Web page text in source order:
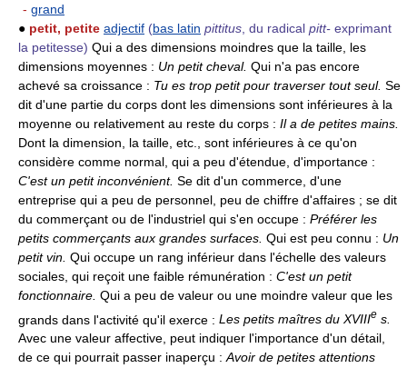
- grand
● petit, petite adjectif (bas latin pittitus , du radical pitt- exprimant
la petitesse) Qui a des dimensions moindres que la taille, les
dimensions moyennes : Un petit cheval. Qui n'a pas encore
achevé sa croissance : Tu es trop petit pour traverser tout seul. Se
dit d'une partie du corps dont les dimensions sont inférieures à la
moyenne ou relativement au reste du corps : Il a de petites mains.
Dont la dimension, la taille, etc., sont inférieures à ce qu'on
considère comme normal, qui a peu d'étendue, d'importance :
C'est un petit inconvénient. Se dit d'un commerce, d'une
entreprise qui a peu de personnel, peu de chiffre d'affaires ; se dit
du commerçant ou de l'industriel qui s'en occupe : Préférer les
petits commerçants aux grandes surfaces. Qui est peu connu : Un
petit vin. Qui occupe un rang inférieur dans l'échelle des valeurs
sociales, qui reçoit une faible rémunération : C'est un petit
fonctionnaire. Qui a peu de valeur ou une moindre valeur que les
grands dans l'activité qu'il exerce : Les petits maîtres du XVIIIe s.
Avec une valeur affective, peut indiquer l'importance d'un détail,
de ce qui pourrait passer inaperçu :Avoir de petites attentions